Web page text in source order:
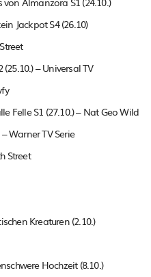
Jackpot S4 (26.10)
– Universal TV
Felle S1 (27.10.) – Nat Geo Wild
Warner TV Serie
Street
Kreaturen (2.10.)
Hochzeit (8.10.)